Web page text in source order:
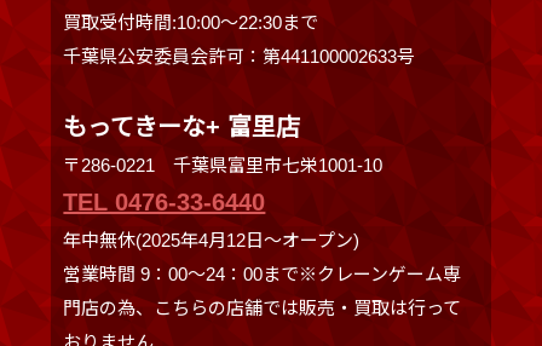
買取受付時間:10:00〜22:30まで
千葉県公安委員会許可：第441100002633号
もってきーな+ 富里店
〒286-0221 千葉県富里市七栄1001-10
TEL 0476-33-6440
年中無休(2025年4月12日～オープン)
営業時間 9：00～24：00まで※クレーンゲーム専
門店の為、こちらの店舗では販売・買取は行って
おりません